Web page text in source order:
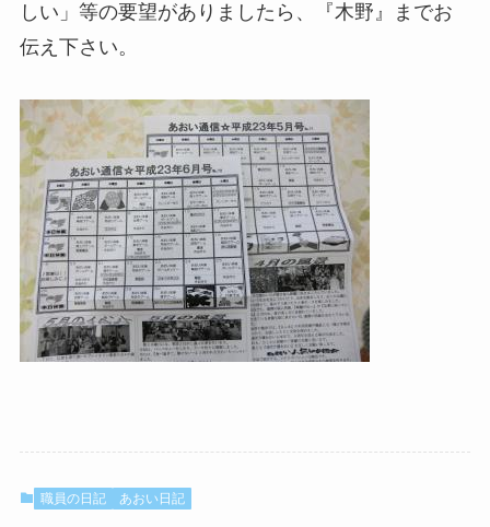
しい」等の要望がありましたら、『木野』までお
伝え下さい。
職員の日記 あおい日記